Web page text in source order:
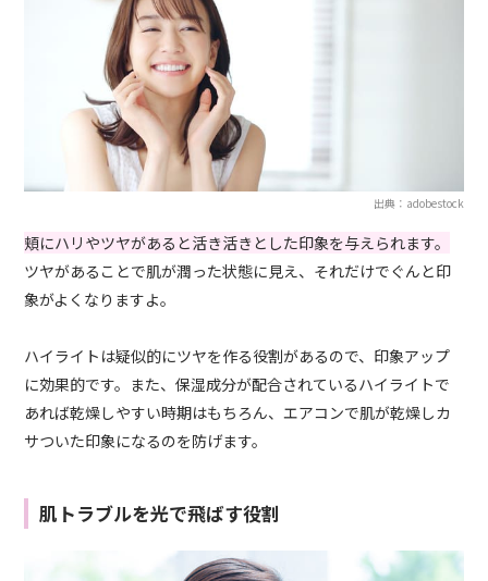
出典：adobestock
頬にハリやツヤがあると活き活きとした印象を与えられます。
ツヤがあることで肌が潤った状態に見え、それだけでぐんと印
象がよくなりますよ。
ハイライトは疑似的にツヤを作る役割があるので、印象アップ
に効果的です。また、保湿成分が配合されているハイライトで
あれば乾燥しやすい時期はもちろん、エアコンで肌が乾燥しカ
サついた印象になるのを防げます。
肌トラブルを光で飛ばす役割